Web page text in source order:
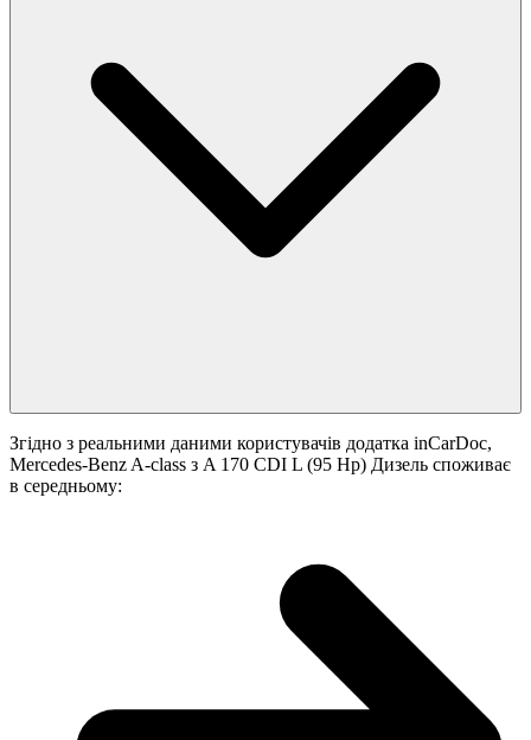
Згідно з реальними даними користувачів додатка inCarDoc,
Mercedes-Benz A-class з A 170 CDI L (95 Hp) Дизель споживає
в середньому: